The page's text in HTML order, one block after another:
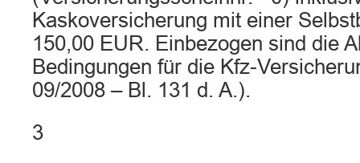
Kaskoversicherung mit einer
150,00 EUR. Einbezogen sind die
Bedingungen für die Kfz-
09/2008 – Bl. 131 d. A.).
3